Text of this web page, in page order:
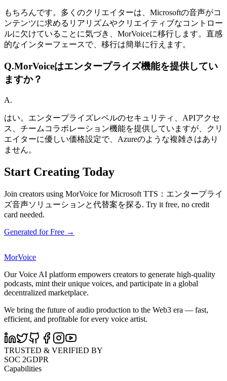
もちろんです。多くのクリエイターは、Microsoftの音声がコ
ンテンツに求めるリアリズムやクリエイティブなコントロー
ルに欠けていることに気づき、MorVoiceに移行します。直感
的なインターフェースで、移行は簡単に行えます。
Q.MorVoiceはエンタープライズ機能を提供してい
ますか？
A.
はい。エンタープライズレベルのセキュリティ、APIアクセ
ス、チームコラボレーション機能を提供していますが、クリ
エイターに優しい価格設定で、Azureのような複雑さはあり
ません。
Start Creating Today
Join creators using MorVoice for Microsoft TTS：エンタープライ
ズ音声ソリューションと代替案を探る. Try it free, no credit
card needed.
Generated for Free →
MorVoice
Our Voice AI platform empowers creators to generate high-quality
podcasts, mint their unique voices, and participate in a global
decentralized marketplace.
We bring the future of audio production to the Web3 era — fast,
efficient, and profitable for every voice artist.
TRUSTED & VERIFIED BY
SOC 2GDPR
Capabilities